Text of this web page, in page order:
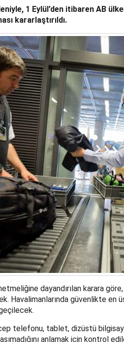
ALTI AYINDA 5 MİLYAR 301 MİLYON TL
1 Eylül’den itibaren AB
kararlaştırıldı.
dayandırılan karara
Havalimanlarında güvenlikte en
geçilecek.
cep telefonu, tablet, dizüstü
anlamak için kontrol